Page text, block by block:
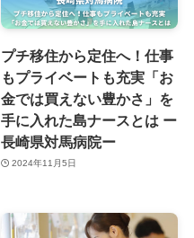
プチ移住から定住へ！仕事
もプライベートも充実「お
金では買えない豊かさ」を
手に入れた島ナースとは ー
長崎県対馬病院ー
2024年11月5日